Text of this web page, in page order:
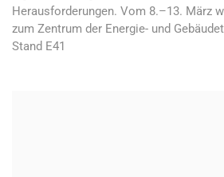
Herausforderungen. Vom 8.–13. März
zum Zentrum der Energie- und
Stand E41